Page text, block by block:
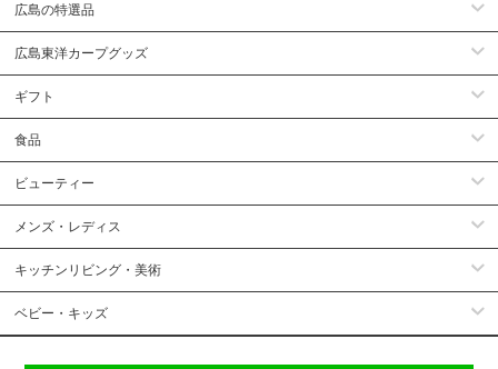
広島の特選品
広島東洋カープグッズ
ギフト
食品
ビューティー
メンズ・レディス
キッチンリビング・美術
ベビー・キッズ